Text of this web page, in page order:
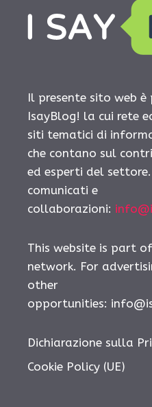
Il presente sito web
IsayBlog! la cui rete
siti tematici di
che contano sul
ed esperti del
comunicati e
collaborazioni:
This website is part
network. For
other
opportunities:
Dichiarazione sulla
Cookie Policy (UE)